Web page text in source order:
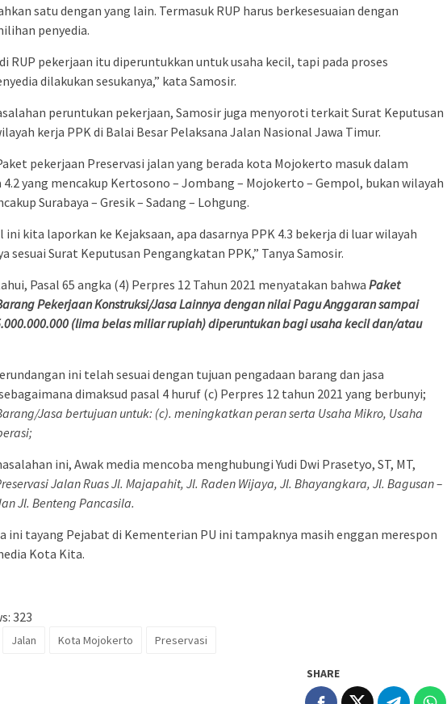
satu dengan yang lain. Termasuk RUP harus berkesesuaian dengan
penyedia.
RUP pekerjaan itu diperuntukkan untuk usaha kecil, tapi pada proses
dilakukan sesukanya,” kata Samosir.
peruntukan pekerjaan, Samosir juga menyoroti terkait Surat Keputusan
kerja PPK di Balai Besar Pelaksana Jalan Nasional Jawa Timur.
pekerjaan Preservasi jalan yang berada kota Mojokerto masuk dalam
yang mencakup Kertosono – Jombang – Mojokerto – Gempol, bukan wilayah
Surabaya – Gresik – Sadang – Lohgung.
ini kita laporkan ke Kejaksaan, apa dasarnya PPK 4.3 bekerja di luar wilayah
sesuai Surat Keputusan Pengangkatan PPK,” Tanya Samosir.
Pasal 65 angka (4) Perpres 12 Tahun 2021 menyatakan bahwa Paket
Pekerjaan Konstruksi/Jasa Lainnya dengan nilai Pagu Anggaran sampai
(lima belas miliar rupiah) diperuntukan bagi usaha kecil dan/atau
ini telah sesuai dengan tujuan pengadaan barang dan jasa
dimaksud pasal 4 huruf (c) Perpres 12 tahun 2021 yang berbunyi;
Jasa bertujuan untuk: (c). meningkatkan peran serta Usaha Mikro, Usaha
ini, Awak media mencoba menghubungi Yudi Dwi Prasetyo, ST, MT,
Jalan Ruas Jl. Majapahit, Jl. Raden Wijaya, Jl. Bhayangkara, Jl. Bagusan –
Jl. Benteng Pancasila.
ini tayang Pejabat di Kementerian PU ini tampaknya masih enggan merespon
Kota Kita.
323
Jalan Kota Mojokerto Preservasi
SHARE